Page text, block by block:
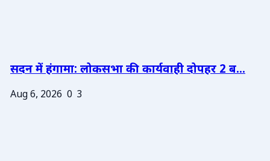
सदन में हंगामा: लोकसभा की कार्यवाही दोपहर 2 ब...
Aug 6, 2026 0 3